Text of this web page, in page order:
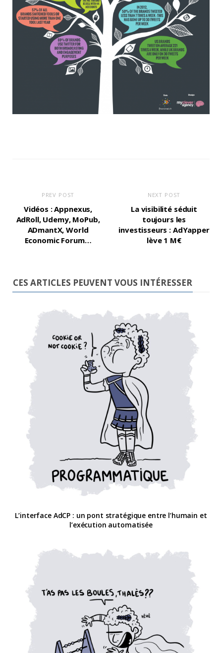
PREV POST
Vidéos : Appnexus,
AdRoll, Udemy, MoPub,
ADmantX, World
Economic Forum…
NEXT POST
La visibilité séduit
toujours les
investisseurs : AdYapper
lève 1 M€
CES ARTICLES PEUVENT VOUS INTÉRESSER
L’interface AdCP : un pont stratégique entre l’humain et
l’exécution automatisée